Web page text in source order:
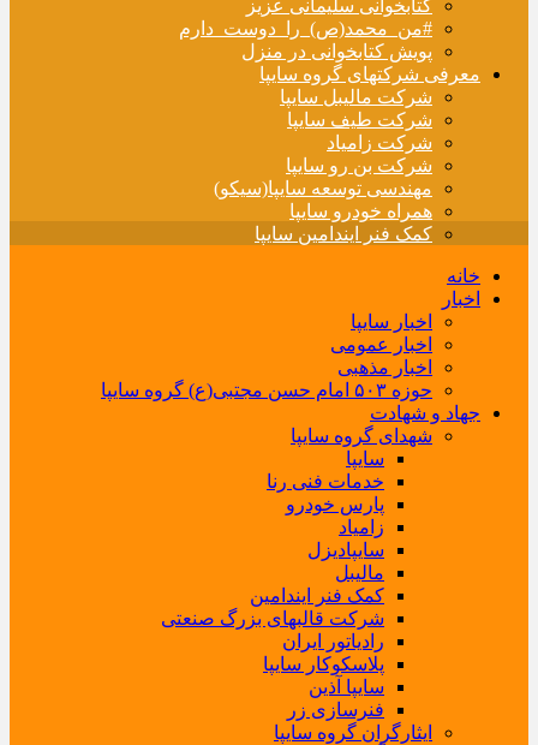
کتابخوانی سلیمانی عزیز
#من_محمد(ص)_را_دوست_دارم
پویش کتابخوانی در منزل
معرفی شرکتهای گروه سایپا
شرکت مالیبل سایپا
شرکت طیف سایپا
شرکت زامیاد
شرکت بن رو سایپا
مهندسی توسعه سایپا(سیکو)
همراه خودرو سایپا
کمک فنر ایندامین سایپا
خانه
اخبار
اخبار سایپا
اخبار عمومی
اخبار مذهبی
حوزه ۵۰۳ امام حسن مجتبی(ع) گروه سایپا
جهاد و شهادت
شهدای گروه سایپا
سایپا
خدمات فنی رنا
پارس خودرو
زامیاد
سایپادیزل
مالیبل
کمک فنر ایندامین
شرکت قالبهای بزرگ صنعتی
رادیاتور ایران
پلاسکوکار سایپا
سایپا آذین
فنرسازی زر
ایثارگران گروه سایپا